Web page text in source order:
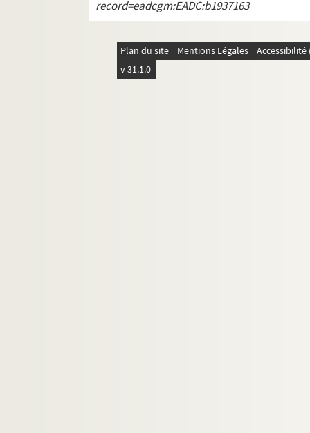
record=eadcgm:EADC:b1937163
Plan du site Mentions Légales
v 31.1.0